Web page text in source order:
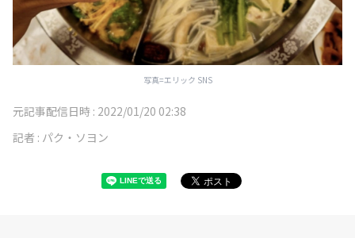
写真=エリック SNS
元記事配信日時 : 2022/01/20 02:38
記者 : パク・ソヨン